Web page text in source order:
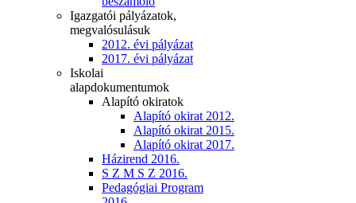
Igazgatói pályázatok,
megvalósulásuk
2012. évi pályázat
2017. évi pályázat
Iskolai
alapdokumentumok
Alapító okiratok
Alapító okirat 2012.
Alapító okirat 2015.
Alapító okirat 2017.
Házirend 2016.
S Z M S Z 2016.
Pedagógiai Program